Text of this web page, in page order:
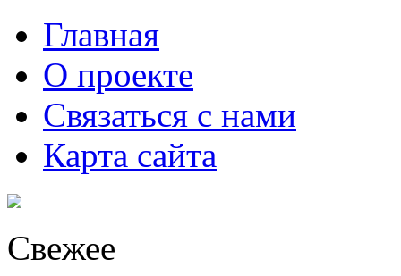
Главная
О проекте
Связаться с нами
Карта сайта
Свежее